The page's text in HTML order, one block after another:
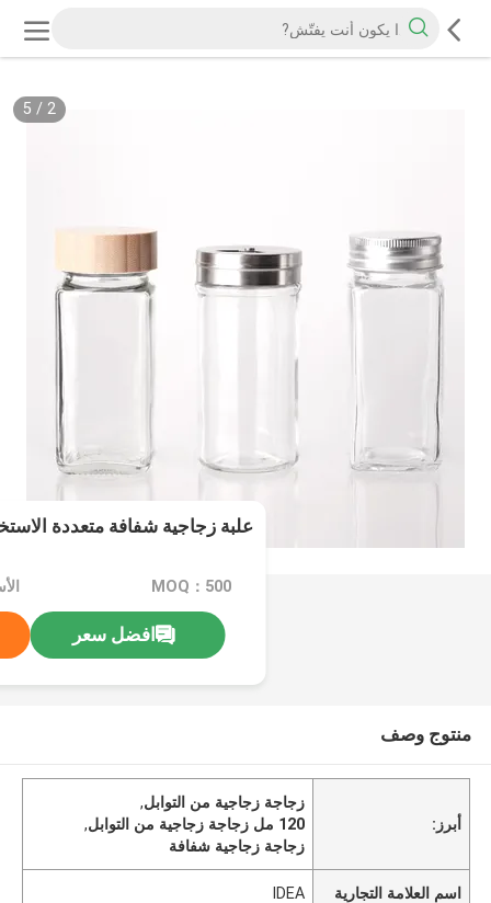
2
/
5
علبة زجاجية شفافة متعددة
MOQ：500
افضل سعر
منتوج وصف
أبرز:
زجاجة زجاجية من التوابل,
120 مل زجاجة زجاجية من التوابل
,
زجاجة زجاجية شفافة
اسم العلامة التجارية IDEA